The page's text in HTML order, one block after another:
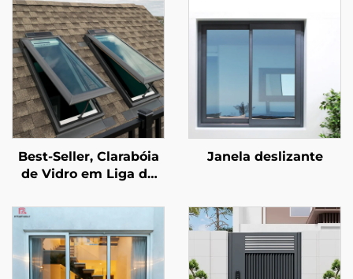
Best-Seller, Clarabóia
de Vidro em Liga de
com Ventilação e Luz
Natural, Janela para
Telhado de Vila e Hotel
Janela deslizante